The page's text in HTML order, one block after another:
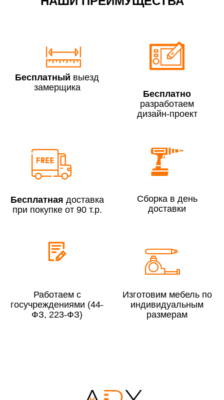
По Москве в пределах МКАД в выходные и вечернее
время 3 500 руб.
Сборка по Москве в будние дни при заказе:
До 300 000 руб.
7% (но не менее 2 500 руб.)
Свыше 300 000 руб.
Свыше 300 000 руб.
Сборка в выходные дни и вечернее время:
По Москве
По Московской области
Бесплатный выезд
замерщика
Бесплатно
разработаем
дизайн-проект
Бесплатная доставка
при покупке от 90 т.р.
Сборка в день
доставки
Работаем с
госучреждениями (44-
ФЗ, 223-ФЗ)
Изготовим мебель по
индивидуальным
размерам